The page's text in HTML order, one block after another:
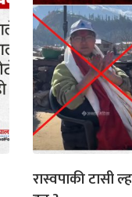
रास्वपाकी टासी